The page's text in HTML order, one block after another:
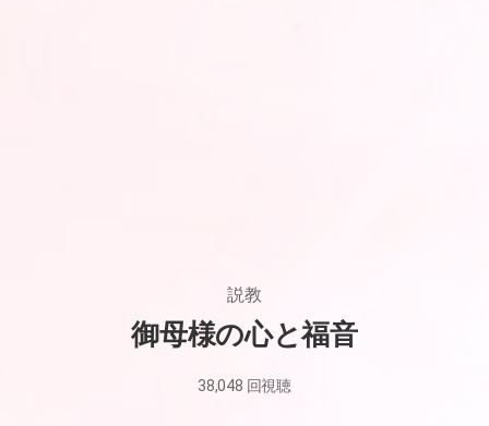
説教
御母様の心と福音
2025
38,048 回視聴